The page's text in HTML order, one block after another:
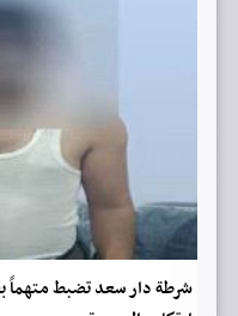
شرطة دار سعد تضبط متهماً